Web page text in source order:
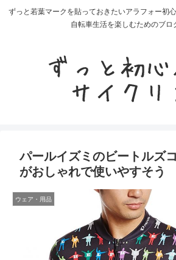
ずっと若葉マークを貼っておきたいアラフォー初
自転車生活を楽しむためのブロ
パールイズミのビートルズ
がおしゃれで使いやすそう
ウェア・用品